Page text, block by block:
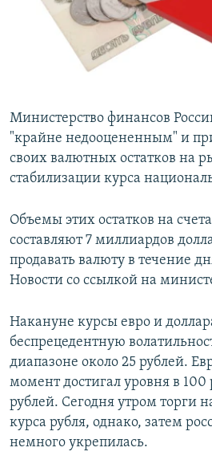
Министерство финансов
"крайне недооцененным" и
своих валютных остатков на
стабилизации курса
Объемы этих остатков на
составляют 7 миллиардов
продавать валюту в течение
Новости со ссылкой на
Накануне курсы евро и
беспрецедентную
диапазоне около 25 рублей.
момент достигал уровня в
рублей. Сегодня утром торги
курса рубля, однако, затем
немного укрепилась.